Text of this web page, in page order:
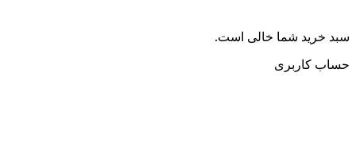
سبد خرید شما خالی است.
حساب کاربری